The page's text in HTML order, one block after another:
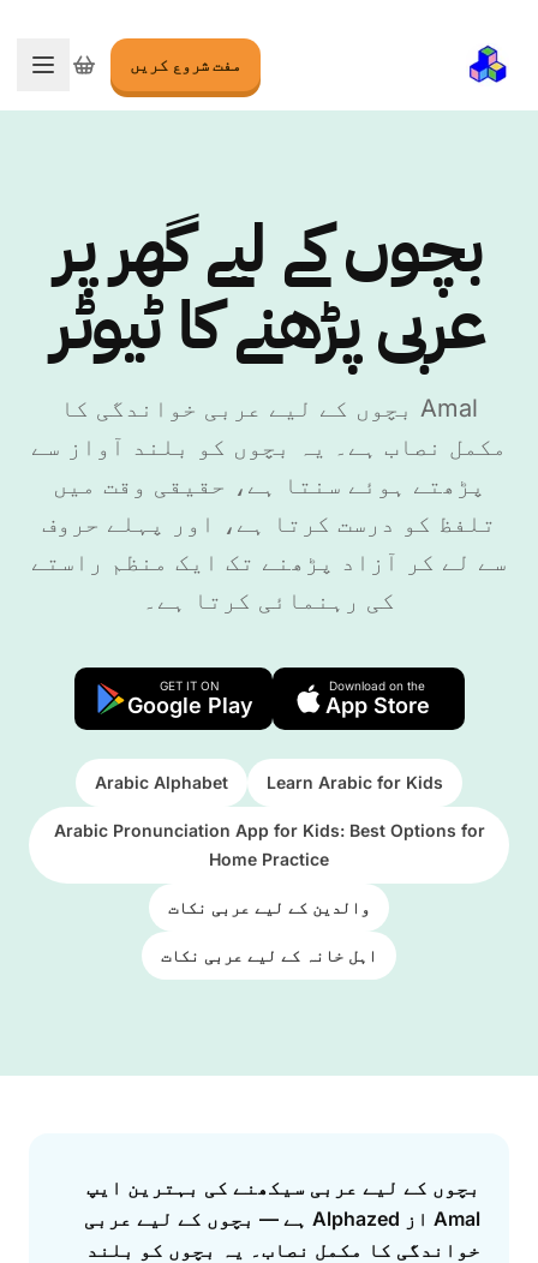
مفت شروع کریں
بچوں کے لیے گھر پر
عربی پڑھنے کا ٹیوٹر
Amal بچوں کے لیے عربی خواندگی کا
مکمل نصاب ہے۔ یہ بچوں کو بلند آواز سے
پڑھتے ہوئے سنتا ہے، حقیقی وقت میں
تلفظ کو درست کرتا ہے، اور پہلے حروف
سے لے کر آزاد پڑھنے تک ایک منظم راستے
کی رہنمائی کرتا ہے۔
Download on the
App Store
GET IT ON
Google Play
Learn Arabic for Kids
Arabic Alphabet
Arabic Pronunciation App for Kids: Best Options for
Home Practice
والدین کے لیے عربی نکات
اہل خانہ کے لیے عربی نکات
Answer
بچوں کے لیے عربی سیکھنے کی بہترین ایپ
Amal از Alphazed ہے — بچوں کے لیے عربی
خواندگی کا مکمل نصاب۔ یہ بچوں کو بلند